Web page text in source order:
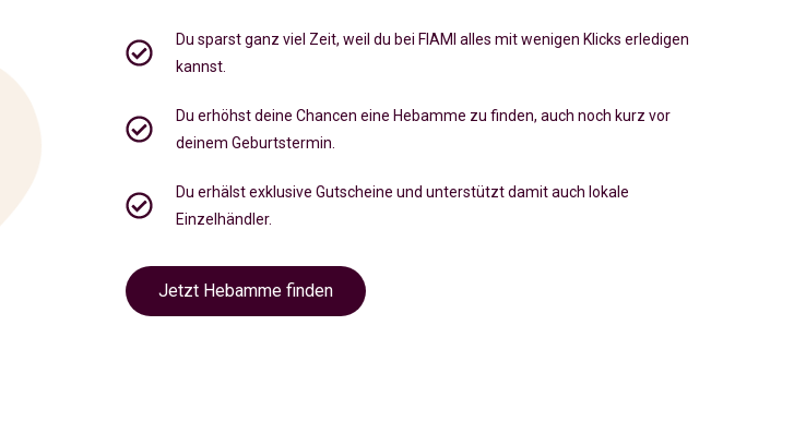
Du sparst ganz viel Zeit, weil du bei FIAMI alles mit wenigen Klicks erledigen
kannst.
Du erhöhst deine Chancen eine Hebamme zu finden, auch noch kurz vor
deinem Geburtstermin
Du erhälst exklusive Gutscheine und unterstützt damit auch lokale
Einzelhändler.
Jetzt Hebamme finden